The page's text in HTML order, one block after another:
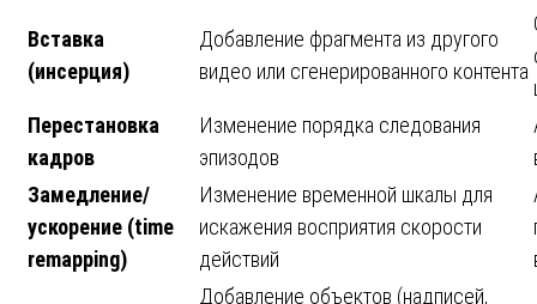
Вставка
(инсерция)
Добавление фрагмента из другого
видео или сгенерированного контента
Перестановка
кадров
Изменение порядка следования
эпизодов
Замедление/
ускорение (time
remapping)
Изменение временной шкалы для
искажения восприятия скорости
действий
Добавление объектов (надписей,